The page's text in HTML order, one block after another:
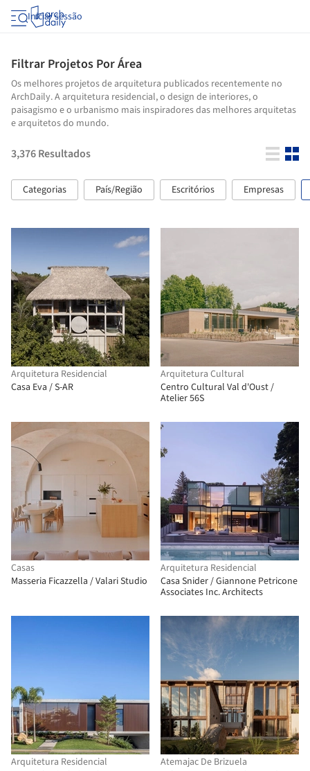
Iniciar sessão
Filtrar Projetos Por Área
Os melhores projetos de arquitetura publicados recentemente no
ArchDaily. A arquitetura residencial, o design de interiores, o
paisagismo e o urbanismo mais inspiradores das melhores arquitetas
e arquitetos do mundo.
3,376Resultados
Categorias País/Região Escritórios Empresas
Arquitetura Residencial
Casa Eva / S-AR
Arquitetura Cultural
Centro Cultural Val d'Oust /
Atelier 56S
Casas
Masseria Ficazzella / Valari Studio
Arquitetura Residencial
Casa Snider / Giannone Petricone
Associates Inc. Architects
Arquitetura Residencial
Atemajac De Brizuela